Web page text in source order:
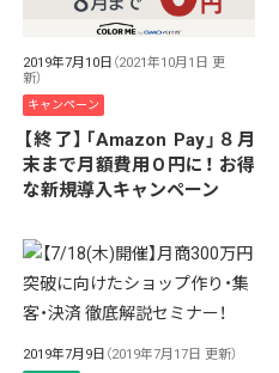
2019年7月10日 （2021年10月1日 更
新）
キャンペーン
【終了】「Amazon Pay」８月
末まで月額費用０円に！ お得
な新規導入キャンペーン
2019年7月9日 （2019年7月17日 更新）